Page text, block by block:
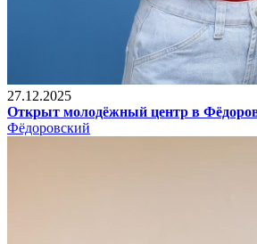
27.12.2025
Открыт молодёжный центр в
Фёдоровский